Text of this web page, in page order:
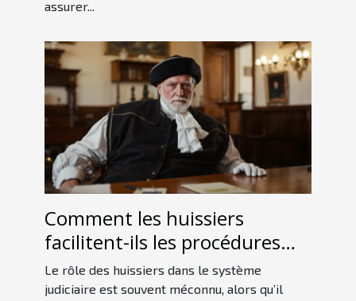
assurer...
Comment les huissiers
facilitent-ils les procédures
judiciaires ?
Le rôle des huissiers dans le système
judiciaire est souvent méconnu, alors qu’il